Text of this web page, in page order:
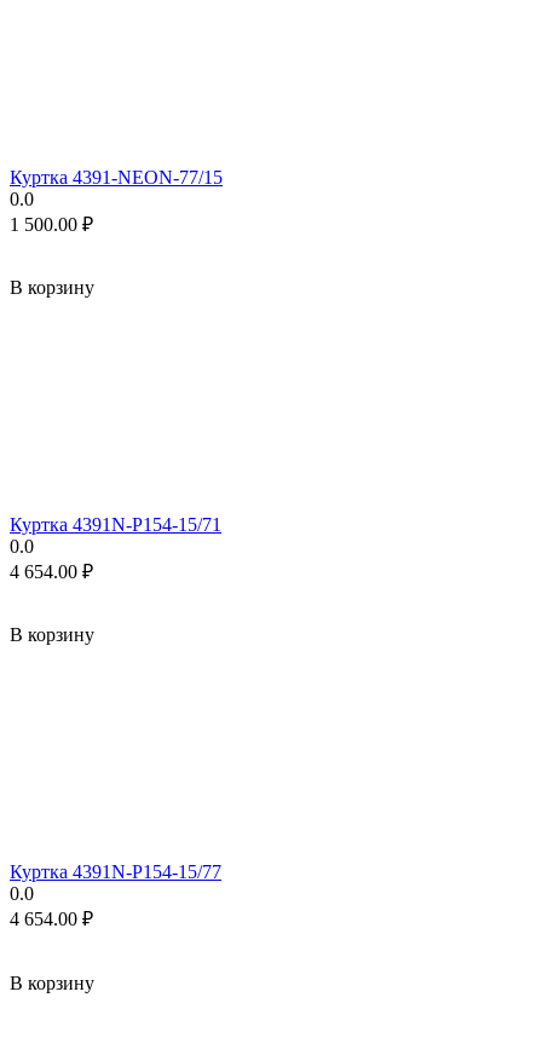
Куртка 4391-NEON-77/15
0.0
1 500.00 ₽
В корзину
Куртка 4391N-P154-15/71
0.0
4 654.00 ₽
В корзину
Куртка 4391N-P154-15/77
0.0
4 654.00 ₽
В корзину